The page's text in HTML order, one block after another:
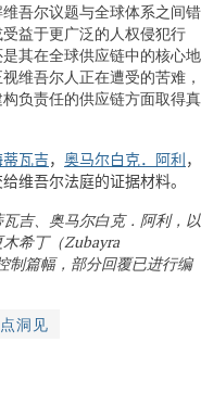
吾尔议题与全球体系之间错
益于更广泛的人权侵犯行
其在全球供应链中的核心地
维吾尔人正在遭受的苦难，
负责任的供应链方面取得真
瓦吉， 奥马尔白克．阿利，
维吾尔法庭的证据材料。
吉、奥马尔白克．阿利，以
希丁（Zubayra
制篇幅，部分回覆已进行编
洞见